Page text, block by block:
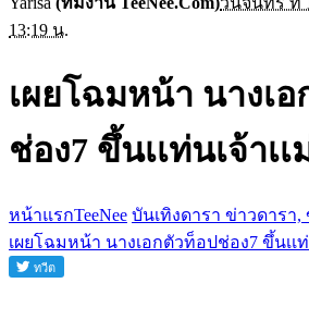
13:19 น.
เผยโฉมหน้า นางเ
ช่อง7 ขึ้นเเท่นเจ้าเ
หน้าแรกTeeNee บันเทิงดารา ข่าวดารา,
เผยโฉมหน้า นางเอกตัวท็อปช่อง7 ขึ้นเเท่